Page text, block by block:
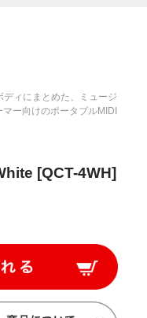
ィにまとめた、ミュージ
ー向けのポータブルMIDI
[QCT-4WH]